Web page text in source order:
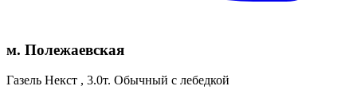
м. Полежаевская
Газель Некст , 3.0т. Обычный с лебедкой